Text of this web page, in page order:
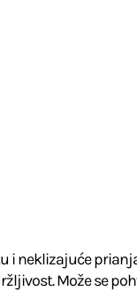
i neklizajuće
Može se